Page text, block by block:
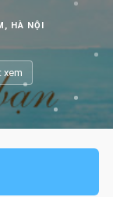
HÀ NỘI
xem